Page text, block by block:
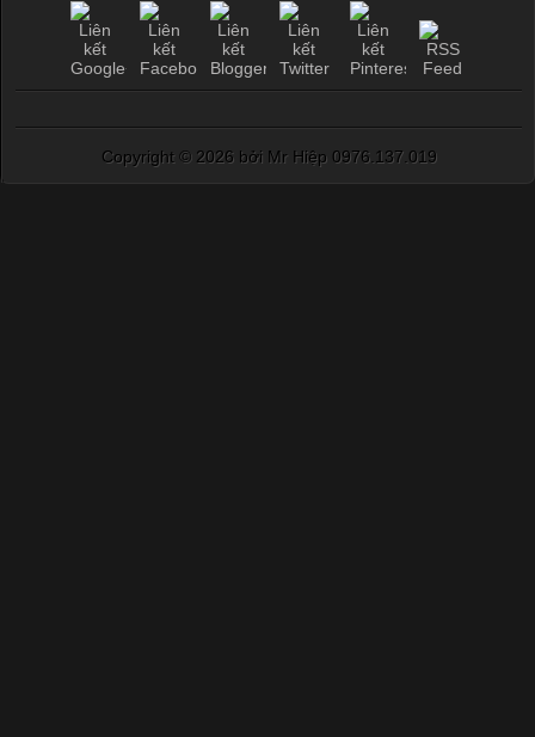
Copyright © 2026 bởi Mr Hiệp 0976.137.019